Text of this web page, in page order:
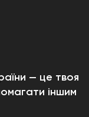
— це твоя
іншим